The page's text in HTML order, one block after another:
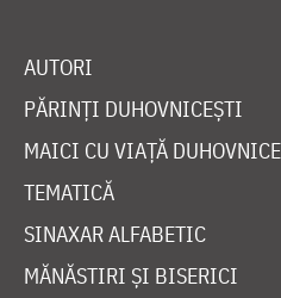
AUTORI
PĂRINȚI DUHOVNICEȘTI
MAICI CU VIAȚĂ
TEMATICĂ
SINAXAR ALFABETIC
MĂNĂSTIRI ȘI BISERICI